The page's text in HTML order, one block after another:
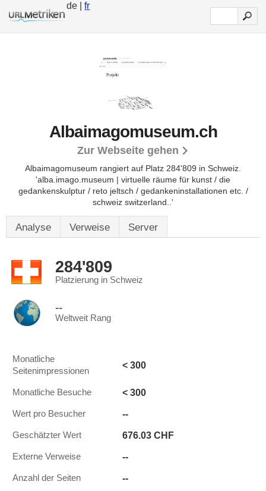
de |fr
Albaimagomuseum.ch
Zur Webseite gehen
Albaimagomuseum rangiert auf Platz 284'809 in Schweiz.
'alba.imago.museum | virtuelle räume für kunst / die
gedankenskulptur / reto jeltsch / gedankeninstallationen etc. /
schweiz switzerland..'
Analyse Verweise Server
284'809
Platzierung in Schweiz
--
Weltweit Rang
Monatliche
Seitenimpressionen
< 300
Monatliche Besuche < 300
Wert pro Besucher --
Geschätzter Wert 676.03 CHF
Externe Verweise --
Anzahl der Seiten --